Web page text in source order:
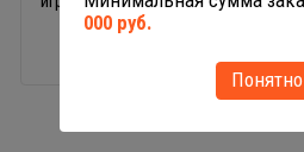
000 руб.
Понятно